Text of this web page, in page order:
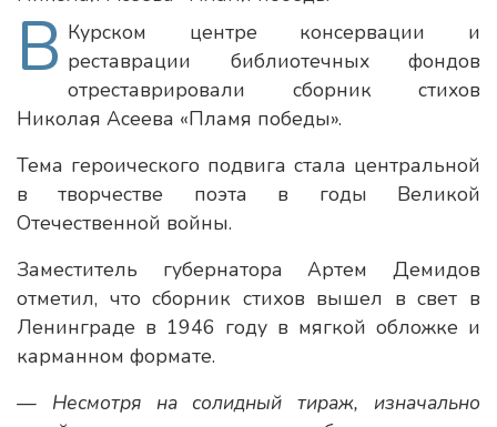
В Курском центре консервации и
реставрации библиотечных фондов
отреставрировали сборник стихов
Николая Асеева «Пламя победы».
Тема героического подвига стала центральной
в творчестве поэта в годы Великой
Отечественной войны.
Заместитель губернатора Артем Демидов
отметил, что сборник стихов вышел в свет в
Ленинграде в 1946 году в мягкой обложке и
карманном формате.
— Несмотря на солидный тираж, изначально